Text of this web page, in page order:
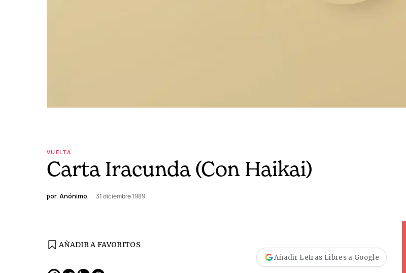
VUELTA
Carta Iracunda (Con Haikai)
por Anónimo 31 diciembre 1989
AÑADIR A FAVORITOS
Añadir Letras Libres a Google